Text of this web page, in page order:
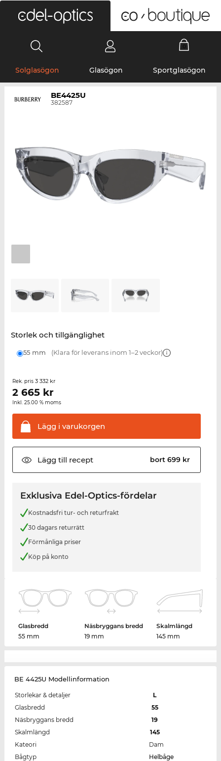
Solglasögon Glasögon Sportglasögon
BE4425U
382587
Storlek och tillgänglighet
55 mm (Klara för leverans inom 1–2 veckor)
Rek. pris 3 332 kr
2 665kr
Inkl. 25.00 % moms
Lägg i varukorgen
Lägg till recept bort 699 kr
Exklusiva Edel-Optics-fördelar
Kostnadsfri tur- och returfrakt
30 dagars returrätt
Förmånliga priser
Köp på konto
Glasbredd
55 mm
Näsbryggans bredd
19 mm
Skalmlängd
145 mm
BE 4425U Modellinformation
Storlekar & detaljer
L
Glasbredd
55
Näsbryggans bredd
19
Skalmlängd
145
Kateori
Dam
Bågtyp
Helbåge